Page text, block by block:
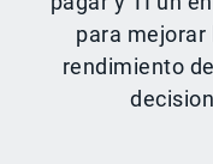
para mejorar
rendimiento